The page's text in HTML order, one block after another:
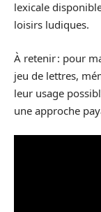
lexicale
loisirs ludiques.
À retenir : pour
jeu de lettres,
leur usage
une approche